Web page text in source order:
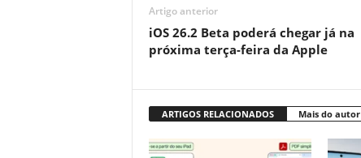
Artigo anterior
iOS 26.2 Beta poderá chegar já na
próxima terça-feira da Apple
ARTIGOS RELACIONADOS Mais do autor